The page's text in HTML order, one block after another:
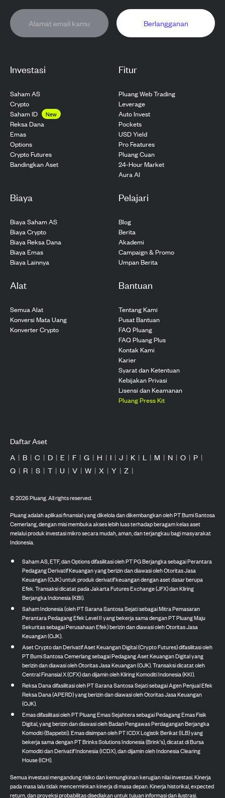
Investasi
Saham AS
Crypto
Saham ID
New
Reksa Dana
Emas
Options
Crypto Futures
Bandingkan Aset
Fitur
Pluang Web Trading
Leverage
Auto Invest
Pockets
USD Yield
Pro Features
Pluang Cuan
24-Hour Market
Aura AI
Biaya
Biaya Saham AS
Biaya Crypto
Biaya Reksa Dana
Biaya Emas
Biaya Lainnya
Pelajari
Blog
Berita
Akademi
Campaign & Promo
Umpan Berita
Alat
Semua Alat
Konversi Mata Uang
Konverter Crypto
Bantuan
Tentang Kami
Pusat Bantuan
FAQ Pluang
FAQ Pluang Plus
Kontak Kami
Karier
Syarat dan Ketentuan
Kebijakan Privasi
Lisensi dan Keamanan
Pluang Press Kit
Berlangganan
Daftar Aset
A | B | C | D | E | F | G | H | I | J | K | L | M | N | O | P |
Q | R | S | T | U | V | W | X | Y | Z |
©2026Pluang. All rights reserved.
Pluang adalah aplikasi finansial yang dikelola dan dikembangkan oleh PT Bumi Santosa
Cemerlang, dengan misi membuka akses lebih luas terhadap beragam kelas aset
melalui produk investasi mikro secara mudah, aman, dan terjangkau bagi masyarakat
Indonesia.
Saham AS, ETF, dan Options difasilitasi oleh PT PG Berjangka sebagai Perantara
Pedagang Derivatif Keuangan yang berizin dan diawasi oleh Otoritas Jasa
Keuangan (OJK) untuk produk derivatif keuangan dengan aset dasar berupa
Efek. Transaksi dicatat pada Jakarta Futures Exchange (JFX) dan Kliring
Berjangka Indonesia (KBI).
Saham Indonesia (oleh PT Sarana Santosa Sejati sebagai Mitra Pemasaran
Perantara Pedagang Efek Level II yang bekerja sama dengan PT Pluang Maju
Sekuritas sebagai Perusahaan Efek) berizin dan diawasi oleh Otoritas Jasa
Keuangan (OJK).
Aset Crypto dan Derivatif Aset Keuangan Digital (Crypto Futures) difasilitasi oleh
PT Bumi Santosa Cemerlang sebagai Pedagang Aset Keuangan Digital yang
berizin dan diawasi oleh Otoritas Jasa Keuangan (OJK). Transaksi dicatat oleh
Central Finansial X (CFX) dan dijamin oleh Kliring Komoditi Indonesia (KKI).
Reksa Dana difasilitasi oleh PT Sarana Santosa Sejati sebagai Agen Penjual Efek
Reksa Dana (APERD) yang berizin dan diawasi oleh Otoritas Jasa Keuangan
(OJK).
Emas difasilitasi oleh PT Pluang Emas Sejahtera sebagai Pedagang Emas Fisik
Digital, yang berizin dan diawasi oleh Badan Pengawas Perdagangan Berjangka
Komoditi (Bappebti). Emas disimpan oleh PT ICDX Logistik Berikat (ILB) yang
bekerja sama dengan PT Brinks Solutions Indonesia (Brink's), dicatat di Bursa
Komoditi dan Derivatif Indonesia (ICDX), dan dijamin oleh Indonesia Clearing
House (ICH).
Semua investasi mengandung risiko dan kemungkinan kerugian nilai investasi. Kinerja
pada masa lalu tidak mencerminkan kinerja di masa depan. Kinerja historikal, expected
return, dan proyeksi probabilitas disediakan untuk tujuan informasi dan ilustrasi.